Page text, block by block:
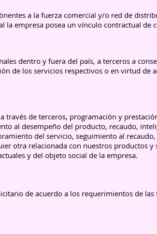
a la fuerza comercial y/o red de
la empresa posea un vínculo contractual de
dentro y fuera del país, a terceros a
de los servicios respectivos o en virtud de
través de terceros, programación y
al desempeño del producto, recaudo,
del servicio, seguimiento al
otra relacionada con nuestros productos y
y del objeto social de la empresa.
de acuerdo a los requerimientos de